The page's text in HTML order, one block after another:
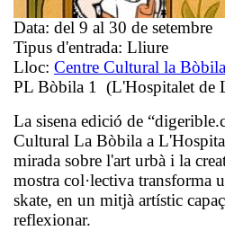
Data: del 9 al 30 de setembre
Tipus d'entrada: Lliure
Lloc: Centre Cultural la Bòbila
PL Bòbila 1 (L'Hospitalet de
La sisena edició de
Cultural La Bòbila a
mirada sobre l'art urbà i la
mostra col·lectiva transforma
skate, en un mitjà artístic
reflexionar.